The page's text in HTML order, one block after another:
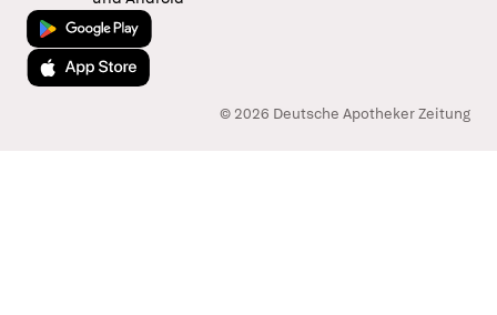
Jetzt bei Google Play
Laden im App Store
© 2026 Deutsche Apotheker Zeitung